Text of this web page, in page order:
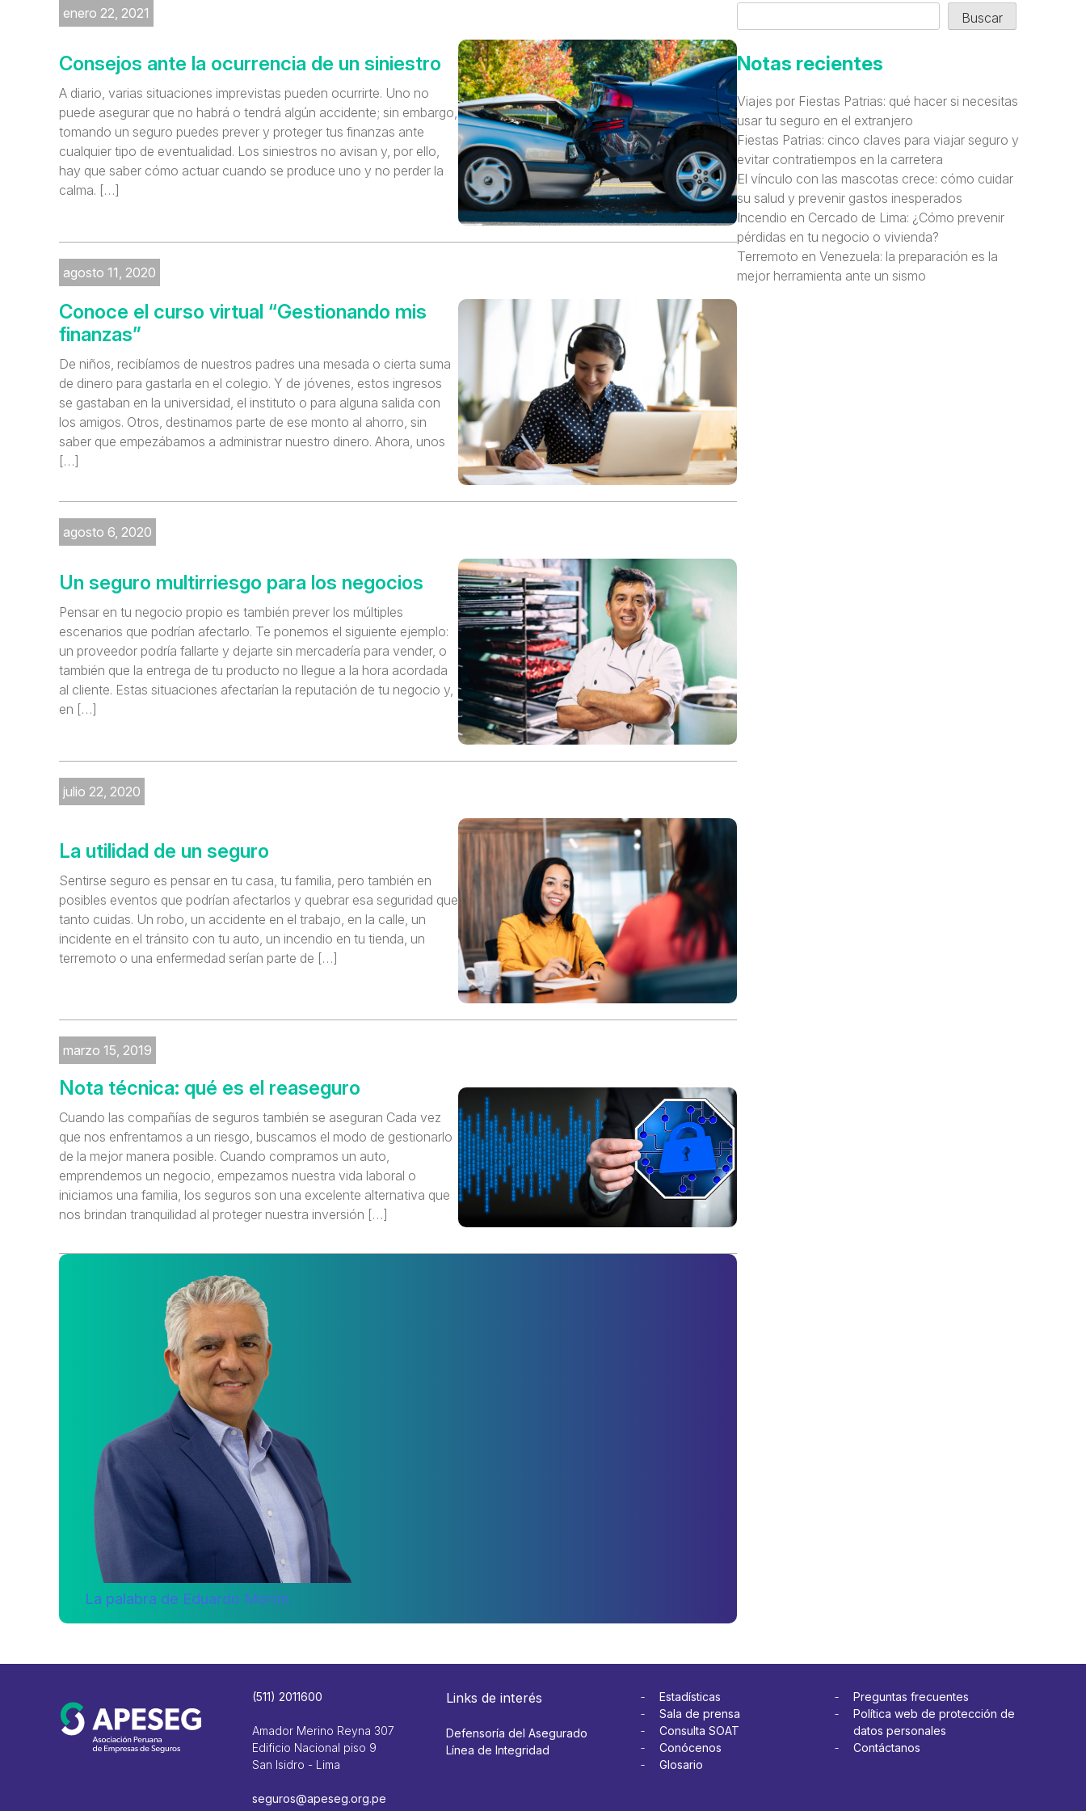
enero 22, 2021
Consejos ante la ocurrencia de un siniestro
A diario, varias situaciones imprevistas pueden ocurrirte. Uno no
puede asegurar que no habrá o tendrá algún accidente; sin embargo,
tomando un seguro puedes prever y proteger tus finanzas ante
cualquier tipo de eventualidad. Los siniestros no avisan y, por ello,
hay que saber cómo actuar cuando se produce uno y no perder la
calma. […]
agosto 11, 2020
Conoce el curso virtual “Gestionando mis
finanzas”
De niños, recibíamos de nuestros padres una mesada o cierta suma
de dinero para gastarla en el colegio. Y de jóvenes, estos ingresos
se gastaban en la universidad, el instituto o para alguna salida con
los amigos. Otros, destinamos parte de ese monto al ahorro, sin
saber que empezábamos a administrar nuestro dinero. Ahora, unos
[…]
agosto 6, 2020
Un seguro multirriesgo para los negocios
Pensar en tu negocio propio es también prever los múltiples
escenarios que podrían afectarlo. Te ponemos el siguiente ejemplo:
un proveedor podría fallarte y dejarte sin mercadería para vender, o
también que la entrega de tu producto no llegue a la hora acordada
al cliente. Estas situaciones afectarían la reputación de tu negocio y,
en […]
julio 22, 2020
La utilidad de un seguro
Sentirse seguro es pensar en tu casa, tu familia, pero también en
posibles eventos que podrían afectarlos y quebrar esa seguridad que
tanto cuidas. Un robo, un accidente en el trabajo, en la calle, un
incidente en el tránsito con tu auto, un incendio en tu tienda, un
terremoto o una enfermedad serían parte de […]
marzo 15, 2019
Nota técnica: qué es el reaseguro
Cuando las compañías de seguros también se aseguran Cada vez
que nos enfrentamos a un riesgo, buscamos el modo de gestionarlo
de la mejor manera posible. Cuando compramos un auto,
emprendemos un negocio, empezamos nuestra vida laboral o
iniciamos una familia, los seguros son una excelente alternativa que
nos brindan tranquilidad al proteger nuestra inversión […]
La palabra de Eduardo Morón
Buscar
Notas recientes
Viajes por Fiestas Patrias: qué hacer si necesitas
usar tu seguro en el extranjero
Fiestas Patrias: cinco claves para viajar seguro y
evitar contratiempos en la carretera
El vínculo con las mascotas crece: cómo cuidar
su salud y prevenir gastos inesperados
Incendio en Cercado de Lima: ¿Cómo prevenir
pérdidas en tu negocio o vivienda?
Terremoto en Venezuela: la preparación es la
mejor herramienta ante un sismo
(511) 2011600
Amador Merino Reyna 307
Edificio Nacional piso 9
San Isidro - Lima
seguros@apeseg.org.pe
Links de interés
Defensoría del Asegurado
Línea de Integridad
Estadísticas
Sala de prensa
Consulta SOAT
Conócenos
Glosario
Preguntas frecuentes
Política web de protección de
datos personales
Contáctanos